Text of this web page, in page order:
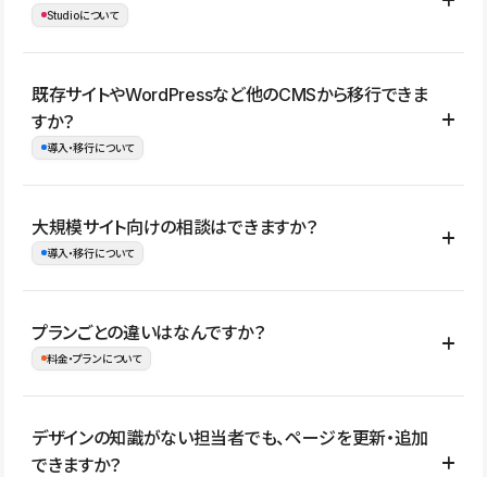
Studioについて
コーポレートサイト、サービスサイト、LP、採用サイト、ブロ
グ・メディア、イベントサイト、店舗・商品紹介サイト、ポートフ
ォリオなど幅広く制作できます。
既存サイトやWordPressなど他のCMSから移行できま
すか？
導入・移行について
はい。既存サイトの構成やコンテンツ、URLを整理したうえで、
Studio上に再構築する形で移行できます。 WordPressの場合は、
イト全体のデザインや設定がそのまま移行されるわけではないた
め、移行後にページ構成やデザイン、CMS設計、URL・リダイレク
大規模サイト向けの相談はできますか？
導入・移行について
はい。アクセス規模が大きいサイトや、複数部門での運用、権限管
理、セキュリティ確認、既存システムとの連携など、個別の要件が
ない段階でも、お問い合わせください。
お問合せはこちら
プランごとの違いはなんですか？
料金・プランについて
公開ページ数、バージョン履歴の期間、CMS利用数の上限、権限
管理の有無などがプランごとに異なります。詳しくは料金プランペ
デザインの知識がない担当者でも、ページを更新・追加
できますか？